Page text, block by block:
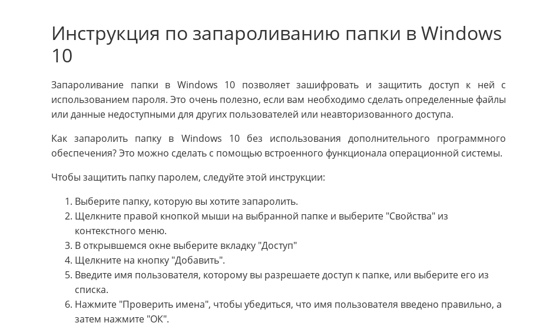
Инструкция по запароливанию папки в Windows
10
Запароливание папки в Windows 10 позволяет зашифровать и защитить доступ к ней с
использованием пароля. Это очень полезно, если вам необходимо сделать определенные файлы
или данные недоступными для других пользователей или неавторизованного доступа.
Как запаролить папку в Windows 10 без использования дополнительного программного
обеспечения? Это можно сделать с помощью встроенного функционала операционной системы.
Чтобы защитить папку паролем, следуйте этой инструкции:
Выберите папку, которую вы хотите запаролить.
Щелкните правой кнопкой мыши на выбранной папке и выберите "Свойства" из
контекстного меню.
В открывшемся окне выберите вкладку "Доступ"
Щелкните на кнопку "Добавить".
Введите имя пользователя, которому вы разрешаете доступ к папке, или выберите его из
списка.
Нажмите "Проверить имена", чтобы убедиться, что имя пользователя введено правильно, а
затем нажмите "ОК".